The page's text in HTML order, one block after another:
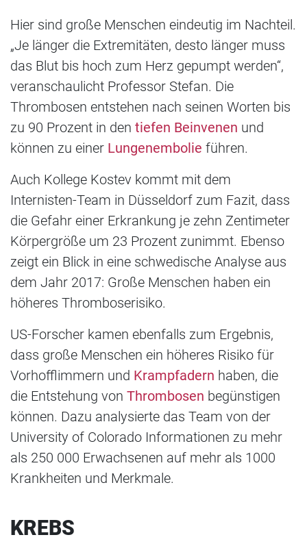
Hier sind große Menschen eindeutig im Nachteil.
„Je länger die Extremitäten, desto länger muss
das Blut bis hoch zum Herz gepumpt werden“,
veranschaulicht Professor Stefan. Die
Thrombosen entstehen nach seinen Worten bis
zu 90 Prozent in den tiefen Beinvenen und
können zu einer Lungenembolie führen.
Auch Kollege Kostev kommt mit dem
Internisten-Team in Düsseldorf zum Fazit, dass
die Gefahr einer Erkrankung je zehn Zentimeter
Körpergröße um 23 Prozent zunimmt. Ebenso
zeigt ein Blick in eine schwedische Analyse aus
dem Jahr 2017: Große Menschen haben ein
höheres Thromboserisiko.
US-Forscher kamen ebenfalls zum Ergebnis,
dass große Menschen ein höheres Risiko für
Vorhofflimmern und Krampfadern haben, die
die Entstehung von Thrombosen begünstigen
können. Dazu analysierte das Team von der
University of Colorado Informationen zu mehr
als 250 000 Erwachsenen auf mehr als 1000
Krankheiten und Merkmale.
KREBS